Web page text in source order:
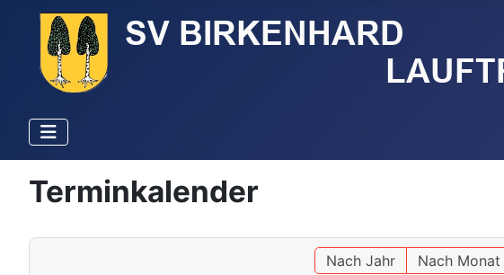
Terminkalender
Nach Jahr Nach Monat